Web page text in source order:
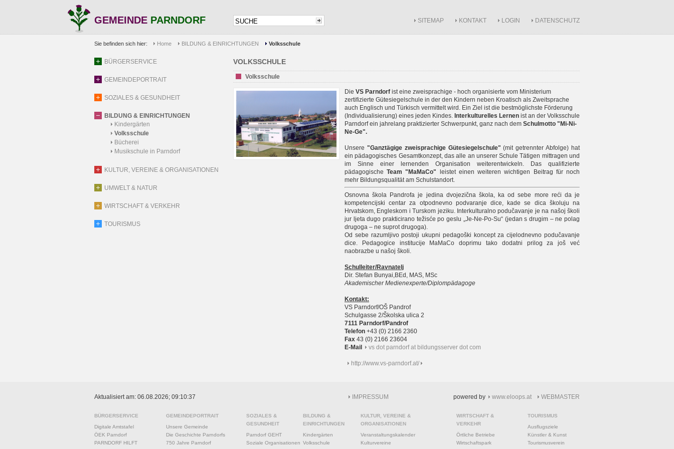
GEMEINDE PARNDORF SITEMAP KONTAKT LOGIN DATENSCHUTZ
Sie befinden sich hier: Home BILDUNG & EINRICHTUNGEN Volksschule
BÜRGERSERVICE
GEMEINDEPORTRAIT
SOZIALES & GESUNDHEIT
BILDUNG & EINRICHTUNGEN
Kindergärten
Volksschule
Bücherei
Musikschule in Parndorf
KULTUR, VEREINE & ORGANISATIONEN
UMWELT & NATUR
WIRTSCHAFT & VERKEHR
TOURISMUS
VOLKSSCHULE
Volksschule
Die VS Parndorf ist eine zweisprachige - hoch organisierte vom Ministerium
zertifizierte Gütesiegelschule in der den Kindern neben Kroatisch als Zweitsprache
auch Englisch und Türkisch vermittelt wird. Ein Ziel ist die bestmöglichste Förderung
(Individualisierung) eines jeden Kindes. Interkulturelles Lernen ist an der Volksschule
Parndorf ein jahrelang praktizierter Schwerpunkt, ganz nach dem Schulmotto "Mi-Ni-
Ne-Ge".
Unsere "Ganztägige zweisprachige Gütesiegelschule" (mit getrennter Abfolge) hat
ein pädagogisches Gesamtkonzept, das alle an unserer Schule Tätigen mittragen und
im Sinne einer lernenden Organisation weiterentwickeln. Das qualifizierte
pädagogischeTeam "MaMaCo"
leistet einen weiteren wichtigen Beitrag für noch
mehr Bildungsqualität am Schulstandort.
Osnovna škola Pandrofa je jedina dvojezična škola, ka od sebe more reći da je
kompetencijski centar za otpodnevno podvaranje dice, kade se dica školuju na
Hrvatskom, Engleskom i Turskom jeziku. Interkulturalno podučavanje je na našoj školi
jur ljeta dugo prakticirano težisće po geslu „Je-Ne-Po-Su“ (jedan s drugim – ne polag
drugoga – ne suprot drugoga).
Od sebe razumljivo postoji ukupni pedagoški koncept za cijelodnevno podučavanje
dice. Pedagogice institucije MaMaCo doprimu tako dodatni prilog za još već
naobrazbe u našoj školi.
Schulleiter/Ravnatelj
Dir. Stefan Bunyai,BEd, MAS, MSc
Akademischer Medienexperte/Diplompädagoge
Kontakt:
VS Parndorf/OŠ Pandrof
Schulgasse 2/Školska ulica 2
7111 Parndorf/Pandrof
Telefon +43 (0) 2166 2360
Fax 43 (0) 2166 23604
E-Mail
vs dot parndorf at bildungsserver dot com
http://www.vs-parndorf.at/
Aktualisiert am: 06.08.2026; 09:10:37 IMPRESSUM powered by www.eloops.at WEBMASTER
BÜRGERSERVICE
Digitale Amtstafel
ÖEK Parndorf
PARNDORF HILFT
GEMEINDEPORTRAIT
Unsere Gemeinde
Die Geschichte Parndorfs
750 Jahre Parndorf
SOZIALES &
GESUNDHEIT
Parndorf GEHT
Soziale Organisationen
BILDUNG &
EINRICHTUNGEN
Kindergärten
Volksschule
KULTUR, VEREINE &
ORGANISATIONEN
Veranstaltungskalender
Kulturvereine
WIRTSCHAFT &
VERKEHR
Örtliche Betriebe
Wirtschaftspark
TOURISMUS
Ausflugsziele
Künstler & Kunst
Tourismusverein